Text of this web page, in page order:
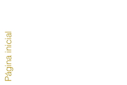
Página inicial